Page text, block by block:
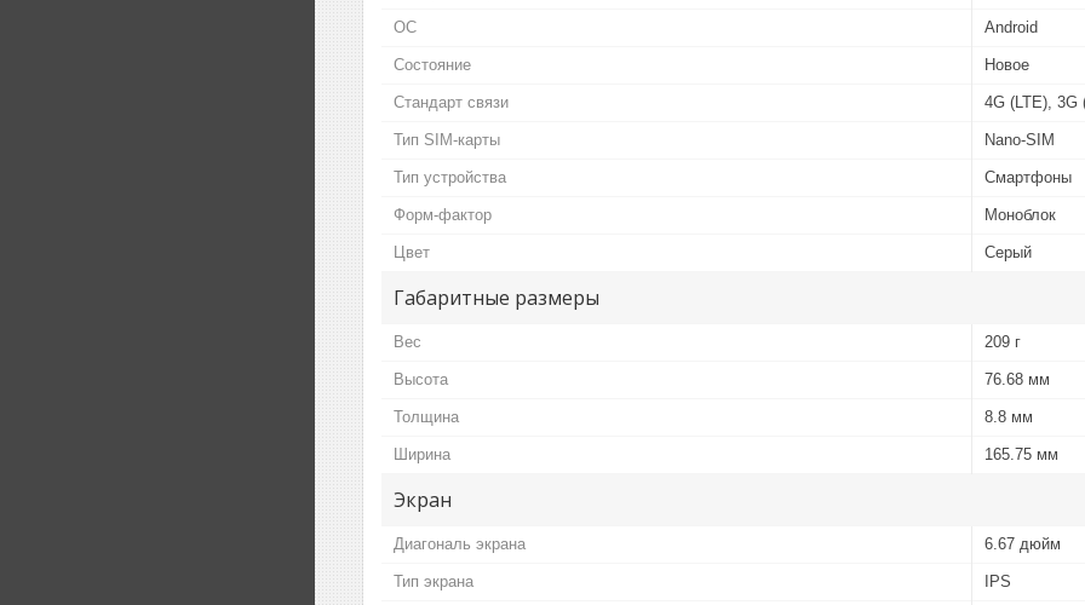
ОС Android
Состояние Новое
Стандарт связи 4G (LTE), 3G
Тип SIM-карты Nano-SIM
Тип устройства Смартфоны
Форм-фактор Моноблок
Цвет Серый
Габаритные размеры
Вес 209 г
Высота 76.68 мм
Толщина 8.8 мм
Ширина 165.75 мм
Экран
Диагональ экрана 6.67 дюйм
Тип экрана IPS